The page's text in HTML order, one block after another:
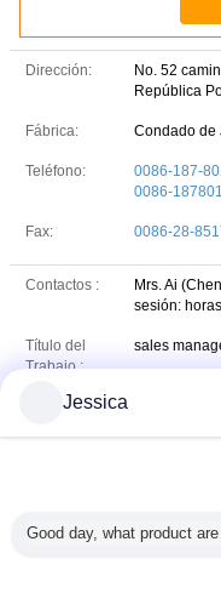
Dirección:
No. 52
República
Fábrica: Condado de
Teléfono: 0086-187-
0086-
Fax: 0086-28-
Contactos : Mrs. Ai
sesión:
Título del
Trabajo :
sales
Teléfono :Jessica
Good day, what product